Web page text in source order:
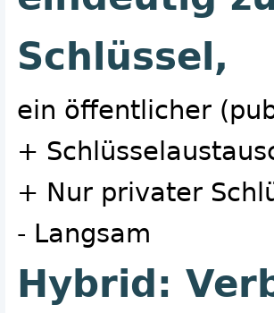
Schlüssel,
ein öffentlicher
+
+ Nur privater
- Langsam
Hybrid: